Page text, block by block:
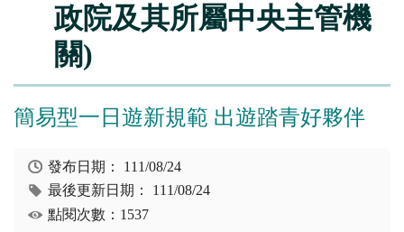
政院及其所屬中央主管機
關)
簡易型一日遊新規範 出遊踏青好夥伴
發布日期： 111/08/24
最後更新日期： 111/08/24
點閱次數：1537